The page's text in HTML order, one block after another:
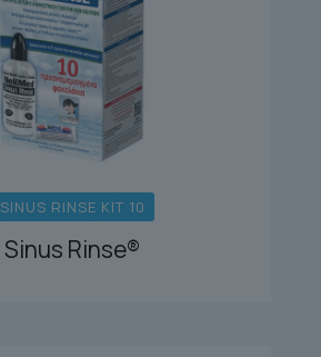
SINUS RINSE KIT 10
Sinus Rinse®